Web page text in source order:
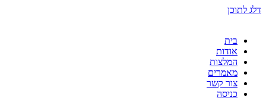
דלג לתוכן
בית
אודות
המלצות
מאמרים
צור קשר
כניסה